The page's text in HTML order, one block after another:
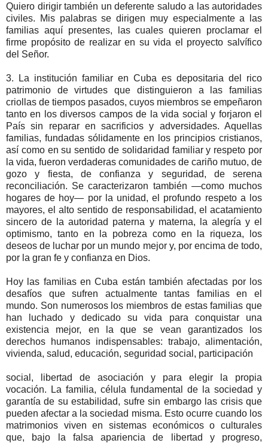
Quiero dirigir también un deferente saludo a las autoridades
civiles. Mis palabras se dirigen muy especialmente a las
familias aquí presentes, las cuales quieren proclamar el
firme propósito de realizar en su vida el proyecto salvífico
del Señor.
3. La institución familiar en Cuba es depositaria del rico
patrimonio de virtudes que distinguieron a las familias
criollas de tiempos pasados, cuyos miembros se empeñaron
tanto en los diversos campos de la vida social y forjaron el
País sin reparar en sacrificios y adversidades. Aquellas
familias, fundadas sólidamente en los principios cristianos,
así como en su sentido de solidaridad familiar y respeto por
la vida, fueron verdaderas comunidades de cariño mutuo, de
gozo y fiesta, de confianza y seguridad, de serena
reconciliación. Se caracterizaron también —como muchos
hogares de hoy— por la unidad, el profundo respeto a los
mayores, el alto sentido de responsabilidad, el acatamiento
sincero de la autoridad paterna y materna, la alegría y el
optimismo, tanto en la pobreza como en la riqueza, los
deseos de luchar por un mundo mejor y, por encima de todo,
por la gran fe y confianza en Dios.
Hoy las familias en Cuba están también afectadas por los
desafíos que sufren actualmente tantas familias en el
mundo. Son numerosos los miembros de estas familias que
han luchado y dedicado su vida para conquistar una
existencia mejor, en la que se vean garantizados los
derechos humanos indispensables: trabajo, alimentación,
vivienda, salud, educación, seguridad social, participación
social, libertad de asociación y para elegir la propia
vocación. La familia, célula fundamental de la sociedad y
garantía de su estabilidad, sufre sin embargo las crisis que
pueden afectar a la sociedad misma. Esto ocurre cuando los
matrimonios viven en sistemas económicos o culturales
que, bajo la falsa apariencia de libertad y progreso,